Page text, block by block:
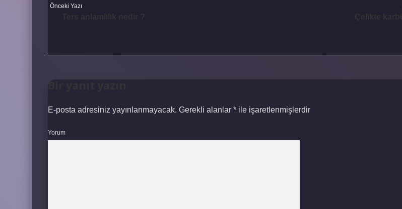
Önceki Yazı
E-posta adresiniz yayınlanmayacak. Gerekli alanlar * ile işaretlenmişlerdir
Yorum